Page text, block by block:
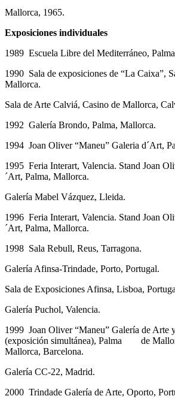
Mallorca, 1965.
Exposiciones individuales
1989 Escuela Libre del Mediterráneo,
1990 Sala de exposiciones de “La Caixa”,
Mallorca.
Sala de Arte Calviá, Casino de Mallorca,
1992 Galería Brondo, Palma, Mallorca.
1994 Joan Oliver “Maneu” Galeria d´Art,
1995 Feria Interart, Valencia. Stand Joan
´Art, Palma, Mallorca.
Galería Mabel Vázquez, Lleida.
1996 Feria Interart, Valencia. Stand Joan
´Art, Palma, Mallorca.
1998 Sala Rebull, Reus, Tarragona.
Galería Afinsa-Trindade, Porto, Portugal.
Sala de Exposiciones Afinsa, Lisboa,
Galería Puchol, Valencia.
1999 Joan Oliver “Maneu” Galería de Arte
(exposición simultánea), Palma de
Mallorca, Barcelona.
Galería CC-22, Madrid.
2000 Trindade Galería de Arte, Oporto,